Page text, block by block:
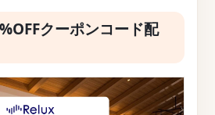
クーポンコード配